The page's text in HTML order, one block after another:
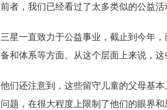
前者，我们已经看过了太多类似的公益
三星一直致力于公益事业，截止到今年
备和体系等方面。从这个层面上来说，这
他们还注意到，这些留守儿童的父母基
问题，在很大程度上限制了他们的眼界